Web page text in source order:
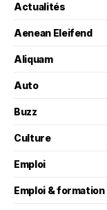
Actualités
Aenean Eleifend
Aliquam
Auto
Buzz
Culture
Emploi
Emploi & formation